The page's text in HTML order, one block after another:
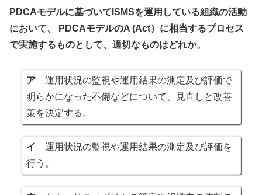
PDCAモデルに基づいてISMSを運用している組織の活動
において、 PDCAモデルのA (Act）に相当するプロセス
で実施するものとして、適切なものはどれか。
ア 運用状況の監視や運用結果の測定及び評価で
明らかになった不備などについて、見直しと改善
策を決定する。
イ
運用状況の監視や運用結果の測定及び評価を
行う。